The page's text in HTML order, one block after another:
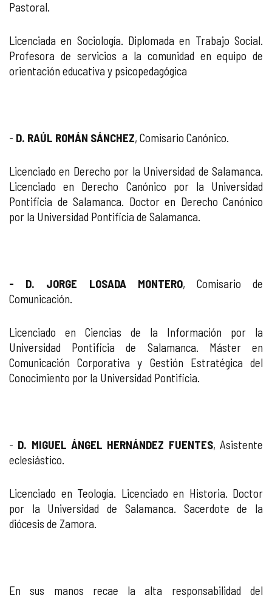
Pastoral.
Licenciada en Sociología. Diplomada en Trabajo Social.
Profesora de servicios a la comunidad en equipo de
orientación educativa y psicopedagógica
- D. RAÚL ROMÁN SÁNCHEZ, Comisario Canónico.
Licenciado en Derecho por la Universidad de Salamanca.
Licenciado en Derecho Canónico por la Universidad
Pontificia de Salamanca. Doctor en Derecho Canónico
por la Universidad Pontificia de Salamanca.
- D. JORGE LOSADA MONTERO, Comisario de
Comunicación.
Licenciado en Ciencias de la Información por la
Universidad Pontificia de Salamanca. Máster en
Comunicación Corporativa y Gestión Estratégica del
Conocimiento por la Universidad Pontificia.
- D. MIGUEL ÁNGEL HERNÁNDEZ FUENTES, Asistente
eclesiástico.
Licenciado en Teología. Licenciado en Historia. Doctor
por la Universidad de Salamanca. Sacerdote de la
diócesis de Zamora.
En sus manos recae la alta responsabilidad del